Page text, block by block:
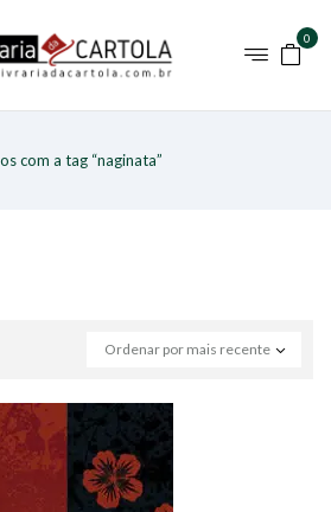
0
com a tag “naginata”
Ordenar por mais recente